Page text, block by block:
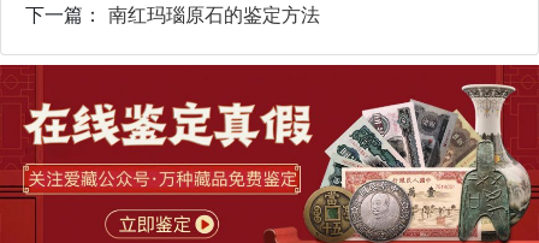
下一篇： 南红玛瑙原石的鉴定方法